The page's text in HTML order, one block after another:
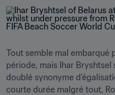
Tout semble mal embarqué
période, mais Ihar
doublé synonyme
courte durée malgré tout,